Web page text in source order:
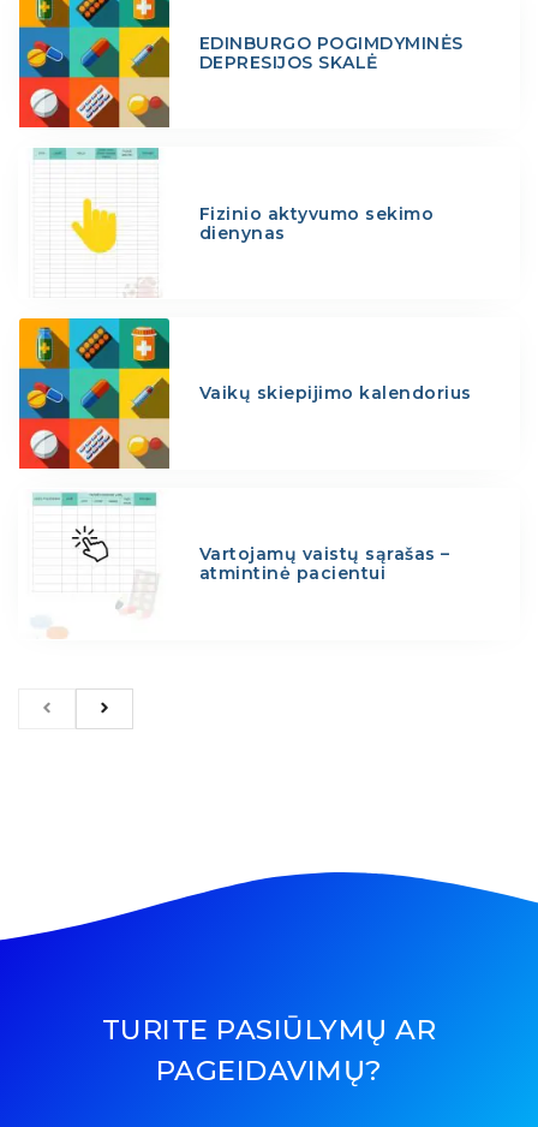
EDINBURGO POGIMDYMINĖS
DEPRESIJOS SKALĖ
Fizinio aktyvumo sekimo
dienynas
Vaikų skiepijimo kalendorius
Vartojamų vaistų sąrašas –
atmintinė pacientui
TURITE PASIŪLYMŲ AR
PAGEIDAVIMŲ?